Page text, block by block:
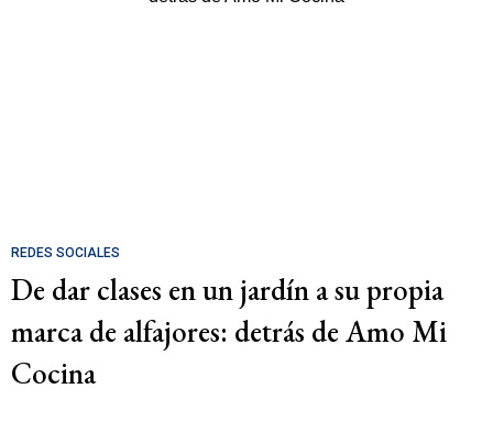
REDES SOCIALES
De dar clases en un jardín a su propia
marca de alfajores: detrás de Amo Mi
Cocina